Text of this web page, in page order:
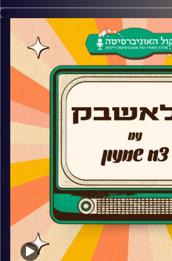
מחט
מגיע לאולפן פלאשבק כדי לספר
לעולם הכתיבה, על החוויה
ומה הרגע שגרם לו לעזוב את הבית
הכתיבה והבימוי ועל הרצון
את מה שעושה אותו מאושר ואיך הוא
של פסטיגל 2001?